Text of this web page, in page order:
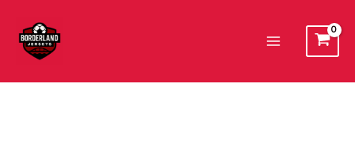
contenido